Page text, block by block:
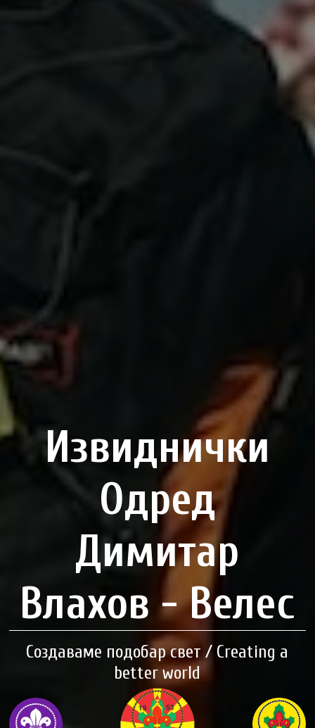
Извиднички
Одред
Димитар
Влахов - Велес
Создаваме подобар свет / Creating a
better world